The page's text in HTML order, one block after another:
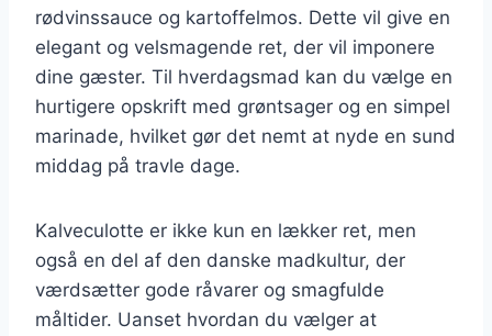
rødvinssauce og kartoffelmos. Dette vil give en
elegant og velsmagende ret, der vil imponere
dine gæster. Til hverdagsmad kan du vælge en
hurtigere opskrift med grøntsager og en simpel
marinade, hvilket gør det nemt at nyde en sund
middag på travle dage.
Kalveculotte er ikke kun en lækker ret, men
også en del af den danske madkultur, der
værdsætter gode råvarer og smagfulde
måltider. Uanset hvordan du vælger at